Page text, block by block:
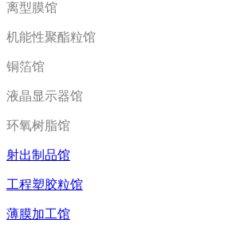
离型膜馆
机能性聚酯粒馆
铜箔馆
液晶显示器馆
环氧树脂馆
射出制品馆
工程塑胶粒馆
薄膜加工馆